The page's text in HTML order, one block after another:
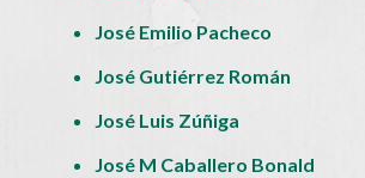
José Emilio Pacheco
José Gutiérrez Román
José Luis Zúñiga
José M Caballero Bonald